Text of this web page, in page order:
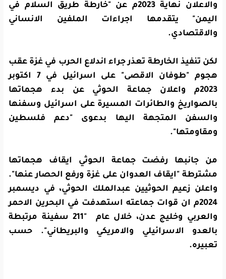
والاعلان نهاية 2023م عن "خارطة طريق السلام في
اليمن" يتقدمها اجراءات الملفين الانساني
والاقتصادي.
لكن تنفيذ الخارطة تعذر جراء اندلاع الحرب في غزة عقب
هجوم "طوفان الاقصى" على اسرائيل في 7 اكتوبر
2023م واعلان جماعة الحوثي عن بدء هجماتها
بالصواريخ والطائرات المسيرة على اسرائيل وسفنها
والسفن المتجهة اليها بدعوى "دعم فلسطين
ومقاومتها".
من جانبها رفضت جماعة الحوثي ايقاف هجماتها
مشترطة "ايقاف العدوان على غزة ورفع الحصار عنها".
واعلن زعيم الحوثيين عبدالملك الحوثي، في ديسمبر
2024م ان قوات جماعته استهدفت في البحرين الاحمر
والعربي وخليج عدن، خلال عام "211 سفينة مرتبطة
بالعدو الاسرائيلي والامريكي والبريطاني". حسب
تعبيره.